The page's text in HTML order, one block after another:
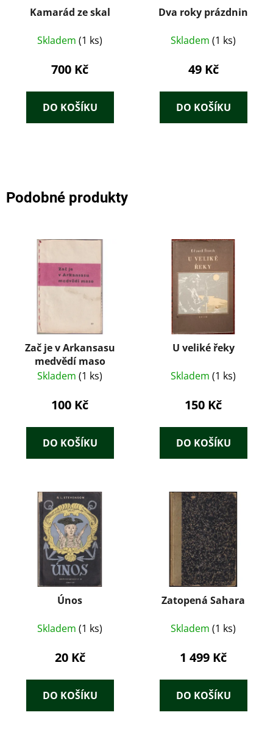
Kamarád ze skal
Skladem (1 ks)
700 Kč
DO KOŠÍKU
Dva roky prázdnin
Skladem (1 ks)
49 Kč
DO KOŠÍKU
Podobné produkty
Zač je v Arkansasu
medvědí maso
Skladem (1 ks)
100 Kč
DO KOŠÍKU
U veliké řeky
Skladem (1 ks)
150 Kč
DO KOŠÍKU
Únos
Skladem (1 ks)
20 Kč
DO KOŠÍKU
Zatopená Sahara
Skladem (1 ks)
1 499 Kč
DO KOŠÍKU